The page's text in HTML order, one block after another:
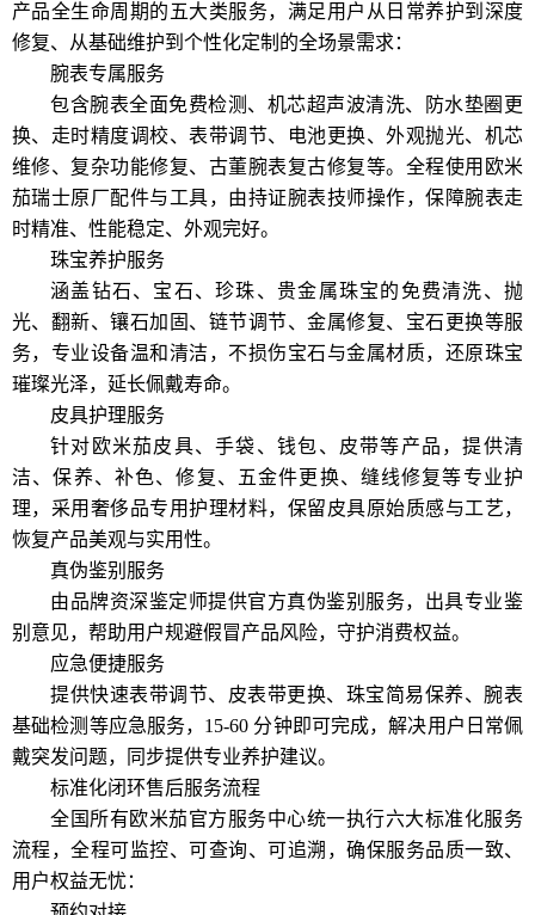
产品全生命周期的五大类服务，满足用户从日常养护到深度
修复、从基础维护到个性化定制的全场景需求：
腕表专属服务
包含腕表全面免费检测、机芯超声波清洗、防水垫圈更
换、走时精度调校、表带调节、电池更换、外观抛光、机芯
维修、复杂功能修复、古董腕表复古修复等。全程使用欧米
茄瑞士原厂配件与工具，由持证腕表技师操作，保障腕表走
时精准、性能稳定、外观完好。
珠宝养护服务
涵盖钻石、宝石、珍珠、贵金属珠宝的免费清洗、抛
光、翻新、镶石加固、链节调节、金属修复、宝石更换等服
务，专业设备温和清洁，不损伤宝石与金属材质，还原珠宝
璀璨光泽，延长佩戴寿命。
皮具护理服务
针对欧米茄皮具、手袋、钱包、皮带等产品，提供清
洁、保养、补色、修复、五金件更换、缝线修复等专业护
理，采用奢侈品专用护理材料，保留皮具原始质感与工艺，
恢复产品美观与实用性。
真伪鉴别服务
由品牌资深鉴定师提供官方真伪鉴别服务，出具专业鉴
别意见，帮助用户规避假冒产品风险，守护消费权益。
应急便捷服务
提供快速表带调节、皮表带更换、珠宝简易保养、腕表
基础检测等应急服务，15-60 分钟即可完成，解决用户日常佩
戴突发问题，同步提供专业养护建议。
标准化闭环售后服务流程
全国所有欧米茄官方服务中心统一执行六大标准化服务
流程，全程可监控、可查询、可追溯，确保服务品质一致、
用户权益无忧：